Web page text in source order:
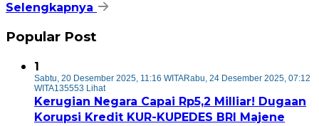
Selengkapnya
Popular Post
1
Sabtu, 20 Desember 2025, 11:16 WITARabu, 24 Desember 2025, 07:12
WITA135553 Lihat
Kerugian Negara Capai Rp5,2 Milliar! Dugaan
Korupsi Kredit KUR-KUPEDES BRI Majene